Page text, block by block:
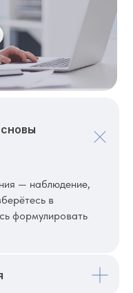
— наблюдение,
в
формулировать